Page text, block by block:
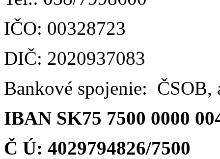
IČO: 00328723
DIČ: 2020937083
Bankové spojenie: ČSOB,
IBAN SK75 7500 0000
Č Ú: 4029794826/7500